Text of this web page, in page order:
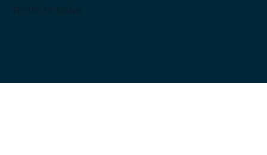
Rejilla Rotativa